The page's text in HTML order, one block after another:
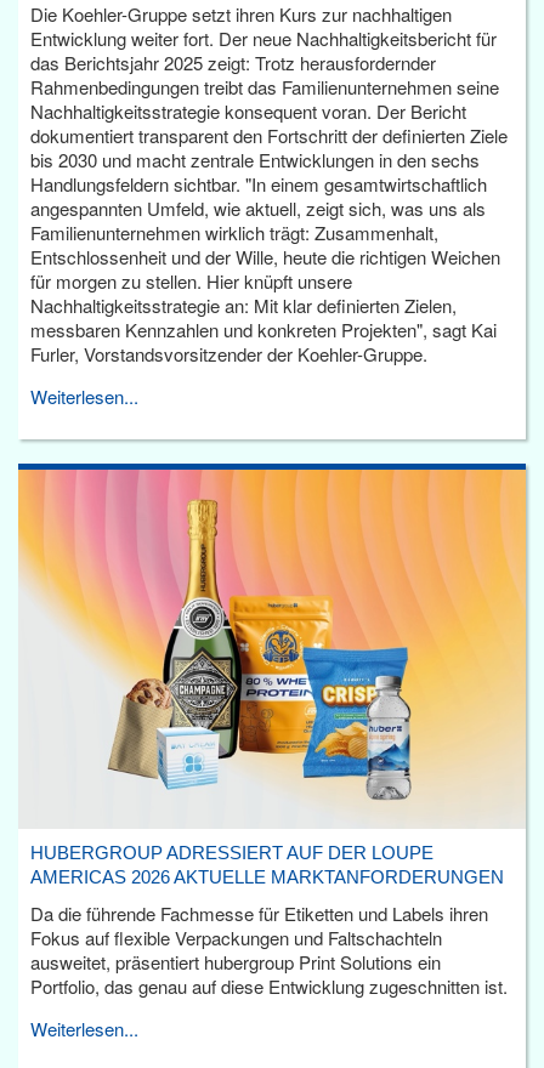
Die Koehler-Gruppe setzt ihren Kurs zur nachhaltigen
Entwicklung weiter fort. Der neue Nachhaltigkeitsbericht für
das Berichtsjahr 2025 zeigt: Trotz herausfordernder
Rahmenbedingungen treibt das Familienunternehmen seine
Nachhaltigkeitsstrategie konsequent voran. Der Bericht
dokumentiert transparent den Fortschritt der definierten Ziele
bis 2030 und macht zentrale Entwicklungen in den sechs
Handlungsfeldern sichtbar. "In einem gesamtwirtschaftlich
angespannten Umfeld, wie aktuell, zeigt sich, was uns als
Familienunternehmen wirklich trägt: Zusammenhalt,
Entschlossenheit und der Wille, heute die richtigen Weichen
für morgen zu stellen. Hier knüpft unsere
Nachhaltigkeitsstrategie an: Mit klar definierten Zielen,
messbaren Kennzahlen und konkreten Projekten", sagt Kai
Furler, Vorstandsvorsitzender der Koehler-Gruppe.
Weiterlesen...
HUBERGROUP ADRESSIERT AUF DER LOUPE
AMERICAS 2026 AKTUELLE MARKTANFORDERUNGEN
Da die führende Fachmesse für Etiketten und Labels ihren
Fokus auf flexible Verpackungen und Faltschachteln
ausweitet, präsentiert hubergroup Print Solutions ein
Portfolio, das genau auf diese Entwicklung zugeschnitten ist.
Weiterlesen...